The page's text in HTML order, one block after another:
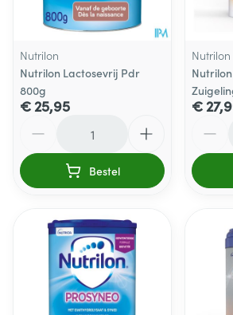
Nutrilon
Nutrilon Lactosevrij Pdr
800g
€ 25,95
Bestel
Nutrilon
€